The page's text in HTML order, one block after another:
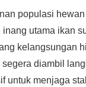
populasi
utama ikan
kelangsungan
diambil
untuk menjaga